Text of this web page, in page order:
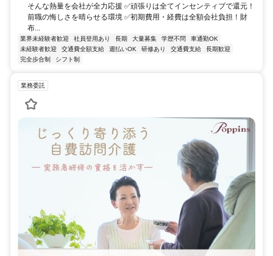
そんな熱量を会社が全力応援 ✅頑張りは全てインセンティブで還元！
前職の悔しさを晴らせる環境 ✅初期費用・経費は全額会社負担！財
布...
業界未経験者歓迎 社員登用あり 長期 大量募集 学歴不問
車通勤OK
未経験者歓迎
交通費全額支給 週払いOK 研修あり 交通費支給
長期歓迎
完全歩合制
シフト制
業務委託